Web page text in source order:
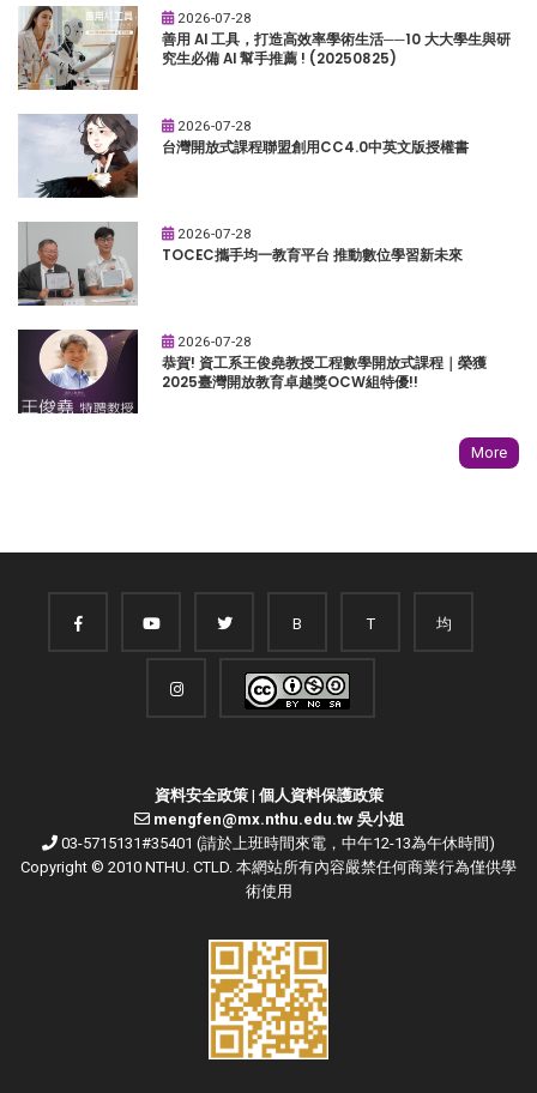
2026-07-28
善用 AI 工具，打造高效率學術生活──10 大大學生與研
究生必備 AI 幫手推薦 ! (20250825)
2026-07-28
台灣開放式課程聯盟創用CC4.0中英文版授權書
2026-07-28
TOCEC攜手均一教育平台 推動數位學習新未來
2026-07-28
恭賀! 資工系王俊堯教授工程數學開放式課程｜榮獲
2025臺灣開放教育卓越獎OCW組特優!!
More
B T 均
資料安全政策| 個人資料保護政策
mengfen@mx.nthu.edu.tw 吳小姐
03-5715131#35401 (請於上班時間來電，中午12-13為午休時間)
Copyright © 2010 NTHU. CTLD. 本網站所有內容嚴禁任何商業行為僅供學
術使用